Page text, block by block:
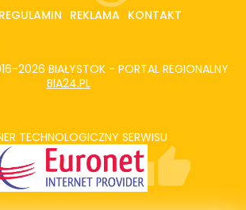
REGULAMIN REKLAMA KONTAKT
2026 BIAŁYSTOK - PORTAL REGIONALNY
BIA24.PL
TECHNOLOGICZNY SERWISU